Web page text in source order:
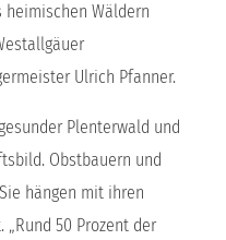
heimischen Wäldern
Ulrich Pfanner.
Plenterwald und
Obstbauern und
hängen mit ihren
50 Prozent der